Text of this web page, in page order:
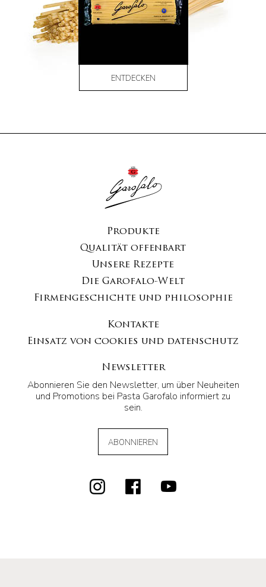
ENTDECKEN
Produkte
Qualität offenbart
Unsere Rezepte
Die Garofalo-Welt
Firmengeschichte und philosophie
Kontakte
Einsatz von cookies und datenschutz
Newsletter
Abonnieren Sie den Newsletter, um über Neuheiten
und Promotions bei Pasta Garofalo informiert zu
sein.
ABONNIEREN